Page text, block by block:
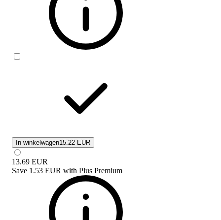
In winkelwagen15.22 EUR
13.69 EUR
Save 1.53 EUR with Plus Premium